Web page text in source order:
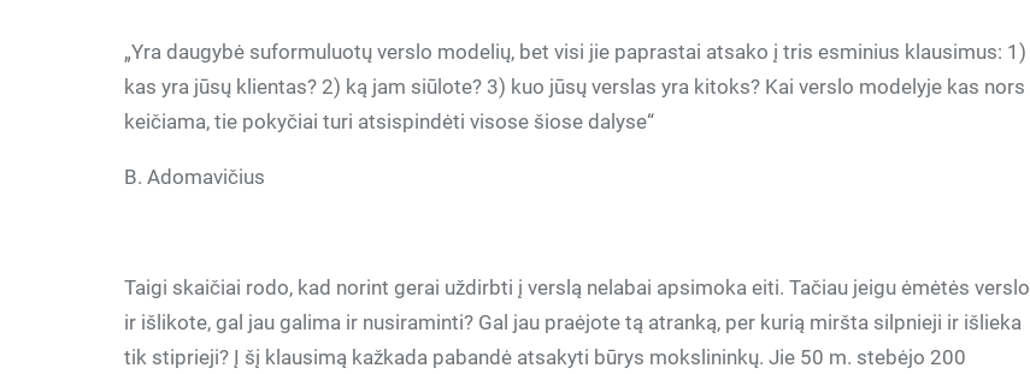
„Yra daugybė suformuluotų verslo modelių, bet visi jie paprastai atsako į tris esminius klausimus: 1)
kas yra jūsų klientas? 2) ką jam siūlote? 3) kuo jūsų verslas yra kitoks? Kai verslo modelyje kas nors
keičiama, tie pokyčiai turi atsispindėti visose šiose dalyse“
B. Adomavičius
Taigi skaičiai rodo, kad norint gerai uždirbti į verslą nelabai apsimoka eiti. Tačiau jeigu ėmėtės verslo
ir išlikote, gal jau galima ir nusiraminti? Gal jau praėjote tą atranką, per kurią miršta silpnieji ir išlieka
tik stiprieji? Į šį klausimą kažkada pabandė atsakyti būrys mokslininkų. Jie 50 m. stebėjo 200